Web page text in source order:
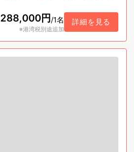
288,000円/1名
※港湾税別途追加
詳細を見る